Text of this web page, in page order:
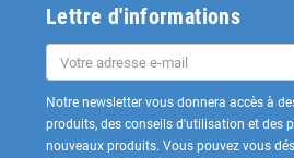
Lettre d'informations
Notre newsletter vous donnera accès à
produits, des conseils d'utilisation et des
nouveaux produits. Vous pouvez vous